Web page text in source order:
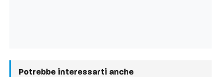
Potrebbe interessarti anche